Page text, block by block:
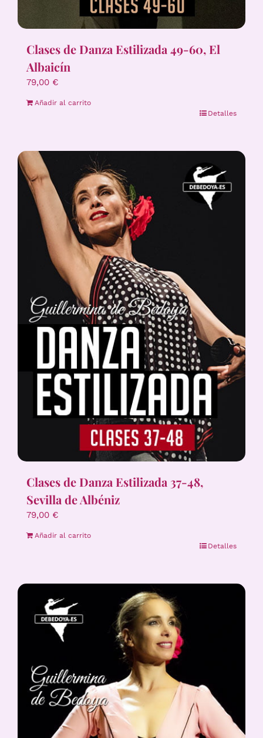
Clases de Danza Estilizada 49-60, El
Albaicín
79,00 €
Añadir al carrito
Detalles
Clases de Danza Estilizada 37-48,
Sevilla de Albéniz
79,00 €
Añadir al carrito
Detalles